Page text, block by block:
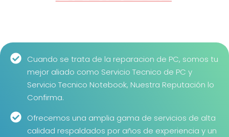
Cuando se trata de la reparacion de PC, somos tu
mejor aliado como Servicio Tecnico de PC y
Servicio Tecnico Notebook, Nuestra Reputación lo
Confirma.
Ofrecemos una amplia gama de servicios de alta
calidad respaldados por años de experiencia y un